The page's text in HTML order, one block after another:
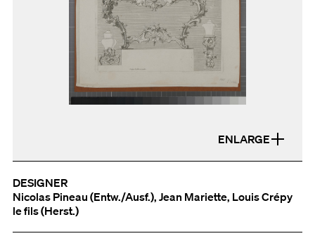
ENLARGE
DESIGNER
Nicolas Pineau (Entw./Ausf.), Jean Mariette, Louis Crépy
le fils (Herst.)